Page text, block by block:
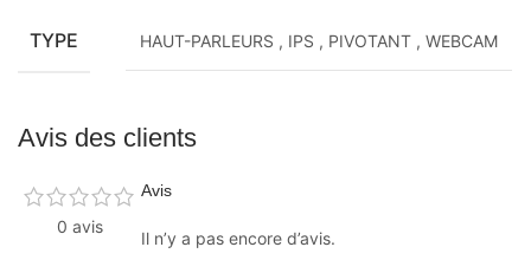
TYPE HAUT-PARLEURS , IPS , PIVOTANT , WEBCAM
Avis des clients
0 avis
Avis
Il n’y a pas encore d’avis.